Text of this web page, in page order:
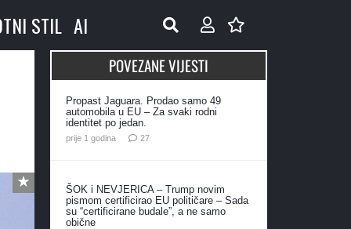
STIL AI
POVEZANE VIJESTI
Propast Jaguara. Prodao samo 49
automobila u EU – Za svaki rodni
identitet po jedan.
prije 1 godina 27komentara
ŠOK i NEVJERICA – Trump novim
pismom certificirao EU političare – Sada
su “certificirane budale”, a ne samo
obične